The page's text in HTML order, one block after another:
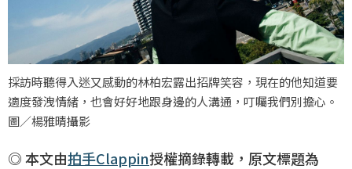
採訪時聽得入迷又感動的林柏宏露出招牌笑容，現在的他知道要
適度發洩情緒，也會好好地跟身邊的人溝通，叮囑我們別擔心。
圖／楊雅晴攝影
◎ 本文由拍手Clappin授權摘錄轉載，原文標題為